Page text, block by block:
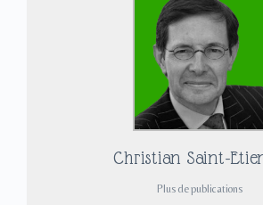
Christian Saint-
Plus de publications